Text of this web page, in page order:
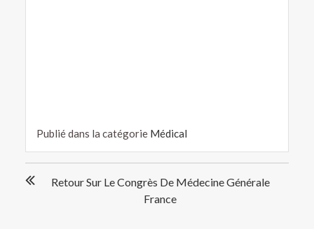
Publié dans la catégorie Médical
de
Retour Sur Le Congrès De Médecine Générale
France